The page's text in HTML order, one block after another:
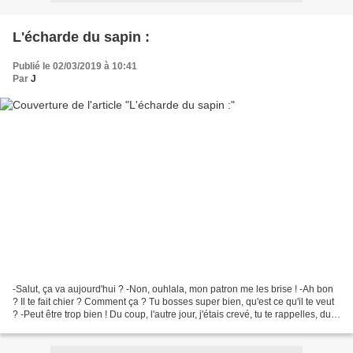
L'écharde du sapin :
Publié le 02/03/2019 à 10:41
Par J
-Salut, ça va aujourd'hui ? -Non, ouhlala, mon patron me les brise ! -Ah bon
? Il te fait chier ? Comment ça ? Tu bosses super bien, qu'est ce qu'il te veut
? -Peut être trop bien ! Du coup, l'autre jour, j'étais crevé, tu te rappelles, du